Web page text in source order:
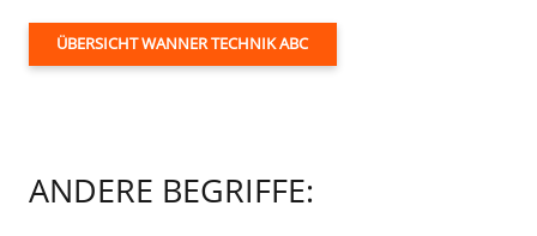
ÜBERSICHT WANNER TECHNIK ABC
ANDERE BEGRIFFE: